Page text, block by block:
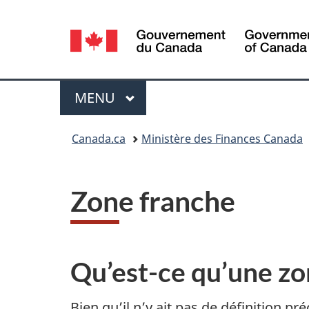
Sélection
de
la
langue
Menu
MENU PRINCIPAL
Canada.ca Ministère des Finances Canada
Zone franche
Qu’est-ce qu’une